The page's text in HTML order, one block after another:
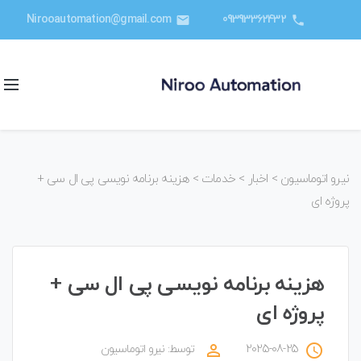
phone
09393362432
email
Nirooautomation@gmail.com
نیرو اتوماسیون> اخبار> خدمات> هزینه برنامه نویسی پی ال سی +
پروژه ای
هزینه برنامه نویسی پی ال سی +
پروژه ای
access_time
2025-08-25
perm_identity توسط:نیرو اتوماسیون